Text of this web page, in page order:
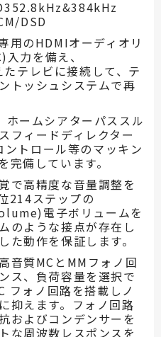
DSD
用のHDMIオーディオリ
力を備え、
テレビに接続して、テ
トッシュシステムで再
ームシアターパススル
フィードディレクター
トロール等のマッキン
完備しています。
で高精度な音量調整を
214ステップの
電子ボリュームを
のような接点が存在し
た動作を保証します。
音質MCとMMフォノ回
ス、負荷容量を選択で
フォノ回路を搭載しノ
抑えます。フォノ回路
およびコンデンサーを
な周波数レスポンスを